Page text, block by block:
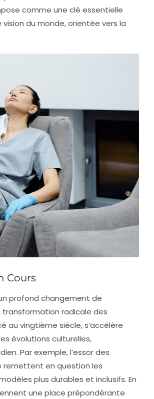
comme une clé essentielle
vision du monde, orientée vers la
Cours
profond changement de
transformation radicale des
au vingtième siècle, s’accélère
évolutions culturelles,
Par exemple, l’essor des
remettent en question les
plus durables et inclusifs. En
une place prépondérante